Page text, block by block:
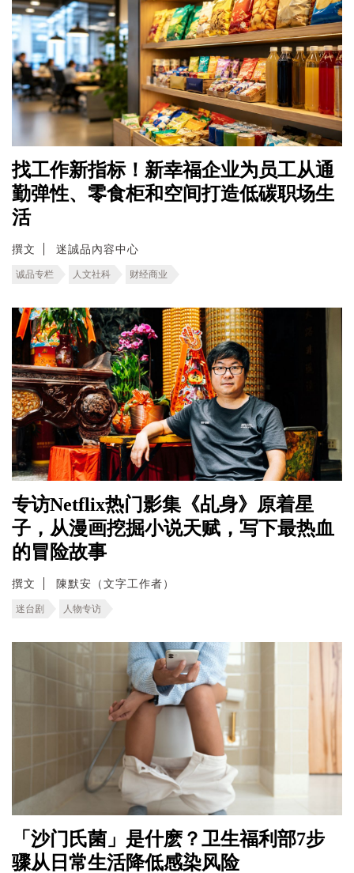
找工作新指标！新幸福企业为员工从通
勤弹性、零食柜和空间打造低碳职场生
活
撰文 迷誠品內容中心
诚品专栏 人文社科 财经商业
专访Netflix热门影集《乩身》原着星
子，从漫画挖掘小说天赋，写下最热血
的冒险故事
撰文 陳默安（文字工作者）
迷台剧 人物专访
「沙门氏菌」是什麽？卫生福利部7步
骤从日常生活降低感染风险